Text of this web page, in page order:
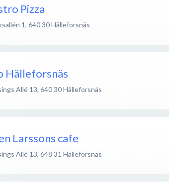
Pizza
1, 640 30Hälleforsnäs
Hälleforsnäs
Allé 13, 640 30Hälleforsnäs
Larssons cafe
Allé 13, 648 31 Hälleforsnäs